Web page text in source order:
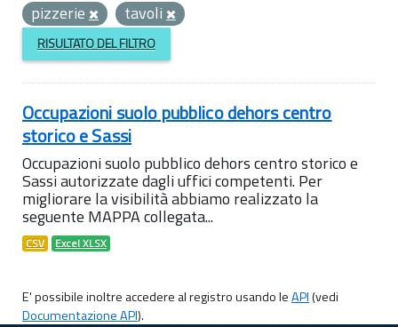
pizzerie
tavoli
RISULTATO DEL FILTRO
Occupazioni suolo pubblico dehors centro
storico e Sassi
Occupazioni suolo pubblico dehors centro storico e
Sassi autorizzate dagli uffici competenti. Per
migliorare la visibilità abbiamo realizzato la
seguente MAPPA collegata...
CSV Excel XLSX
E' possibile inoltre accedere al registro usando leAPI(vedi
Documentazione API).